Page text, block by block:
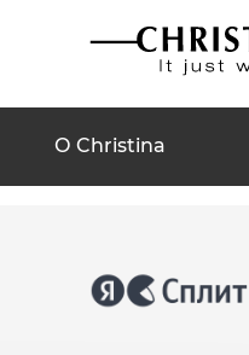
О Christina